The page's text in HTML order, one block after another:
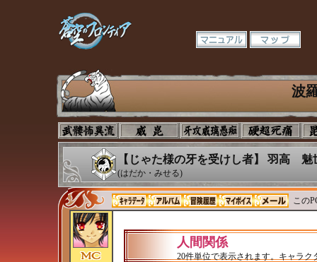
波
【じゃた様の牙を受けし者】 羽高 魅
(はだか・みせる)
この
人間関係
20件単位で表示されます。キャラ